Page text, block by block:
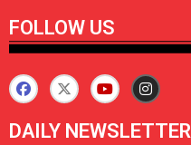
FOLLOW US
DAILY NEWSLETTER